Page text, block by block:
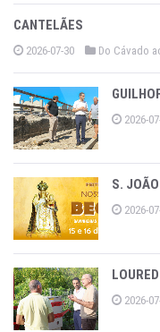
CANTELÃES
2026-07-30 Do Cávado
2026-
S.
2026-
2026-